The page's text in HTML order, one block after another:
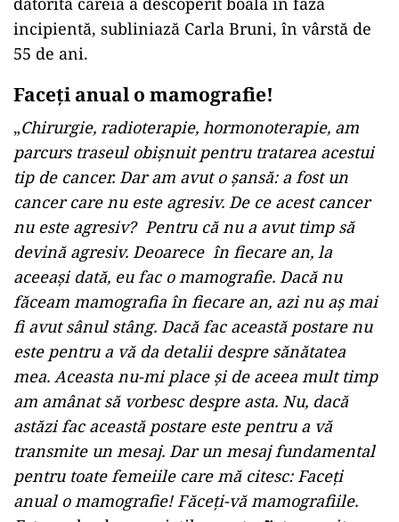
incipientă, subliniază Carla Bruni, în vârstă de
55 de ani.
Faceți anual o mamografie!
„Chirurgie, radioterapie, hormonoterapie, am
parcurs traseul obișnuit pentru tratarea acestui
tip de cancer. Dar am avut o șansă: a fost un
cancer care nu este agresiv. De ce acest cancer
nu este agresiv? Pentru că nu a avut timp să
devină agresiv. Deoarece în fiecare an, la
aceeași dată, eu fac o mamografie. Dacă nu
făceam mamografia în fiecare an, azi nu aș mai
fi avut sânul stâng. Dacă fac această postare nu
este pentru a vă da detalii despre sănătatea
mea. Aceasta nu-mi place și de aceea mult timp
am amânat să vorbesc despre asta. Nu, dacă
astăzi fac această postare este pentru a vă
transmite un mesaj. Dar un mesaj fundamental
pentru toate femeiile care mă citesc: Faceți
anual o mamografie! Făceți-vă mamografiile.